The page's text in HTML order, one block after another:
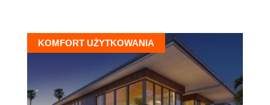
KOMFORT UŻYTKOWANIA